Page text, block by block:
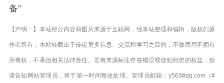
备”
【声明：】本站部分内容和图片来源于互联网，经本站整理和编辑，版权归原
作者所有，本站转载出于传递更多信息、交流和学习之目的，不做商用不拥有
所有权，不承担相关法律责任。若有来源标注存在错误或侵犯到您的权益，烦
请告知网站管理员，将于第一时间整改处理。管理员邮箱：y569#qq.com（#